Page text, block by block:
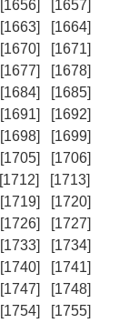
[1656]
[1657]
[1663]
[1664]
[1670]
[1671]
[1677]
[1678]
[1684]
[1685]
[1691]
[1692]
[1698]
[1699]
[1705]
[1706]
[1712]
[1713]
[1719]
[1720]
[1726]
[1727]
[1733]
[1734]
[1740]
[1741]
[1747]
[1748]
[1754]
[1755]